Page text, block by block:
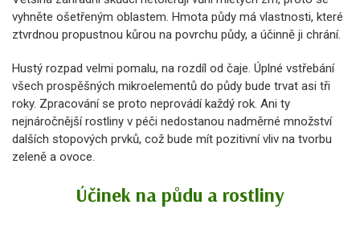
vyhněte ošetřeným oblastem. Hmota půdy má vlastnosti, které
ztvrdnou propustnou kůrou na povrchu půdy, a účinně ji chrání.
Hustý rozpad velmi pomalu, na rozdíl od čaje. Úplné vstřebání
všech prospěšných mikroelementů do půdy bude trvat asi tři
roky. Zpracování se proto neprovádí každý rok. Ani ty
nejnáročnější rostliny v péči nedostanou nadměrné množství
dalších stopových prvků, což bude mít pozitivní vliv na tvorbu
zeleně a ovoce.
Účinek na půdu a rostliny